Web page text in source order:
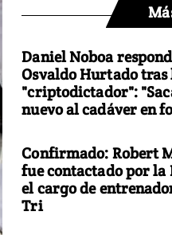
Daniel Noboa
Osvaldo Hurtado
"criptodictador":
nuevo al cadáver en
Confirmado: Robert
fue contactado por la
el cargo de
Tri